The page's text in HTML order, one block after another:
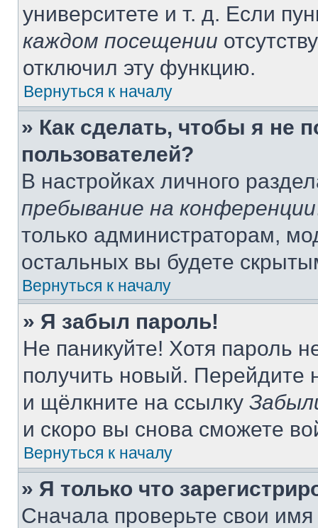
университете и т. д. Если
каждом посещении
отключил эту функцию.
Вернуться к началу
» Как сделать, чтобы я не
пользователей?
В настройках личного
пребывание на конференции
только администраторам,
остальных вы будете
Вернуться к началу
» Я забыл пароль!
Не паникуйте! Хотя пароль
получить новый. Перейдите
и щёлкните на ссылку
и скоро вы снова сможете
Вернуться к началу
» Я только что
Сначала проверьте свои